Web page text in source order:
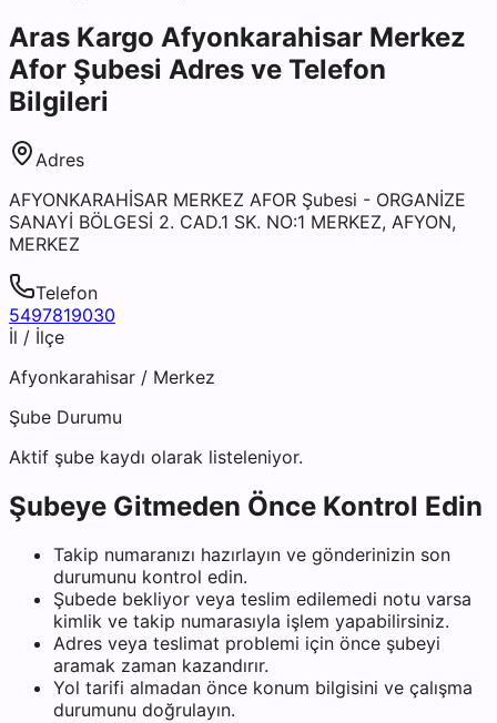
Aras Kargo Afyonkarahisar Merkez
Afor Şubesi Adres ve Telefon
Bilgileri
Adres
AFYONKARAHİSAR MERKEZ AFOR Şubesi - ORGANİZE
SANAYİ BÖLGESİ 2. CAD.1 SK. NO:1 MERKEZ, AFYON,
MERKEZ
Telefon
5497819030
İl / İlçe
Afyonkarahisar / Merkez
Şube Durumu
Aktif şube kaydı olarak listeleniyor.
Şubeye Gitmeden Önce Kontrol Edin
Takip numaranızı hazırlayın ve gönderinizin son
durumunu kontrol edin.
Şubede bekliyor veya teslim edilemedi notu varsa
kimlik ve takip numarasıyla işlem yapabilirsiniz.
Adres veya teslimat problemi için önce şubeyi
aramak zaman kazandırır.
Yol tarifi almadan önce konum bilgisini ve çalışma
durumunu doğrulayın.